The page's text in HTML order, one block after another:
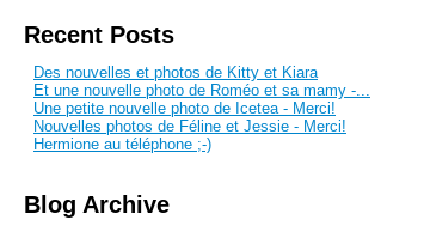
Recent Posts
Des nouvelles et photos de Kitty et Kiara
Et une nouvelle photo de Roméo et sa mamy -...
Une petite nouvelle photo de Icetea - Merci!
Nouvelles photos de Féline et Jessie - Merci!
Hermione au téléphone ;-)
Blog Archive